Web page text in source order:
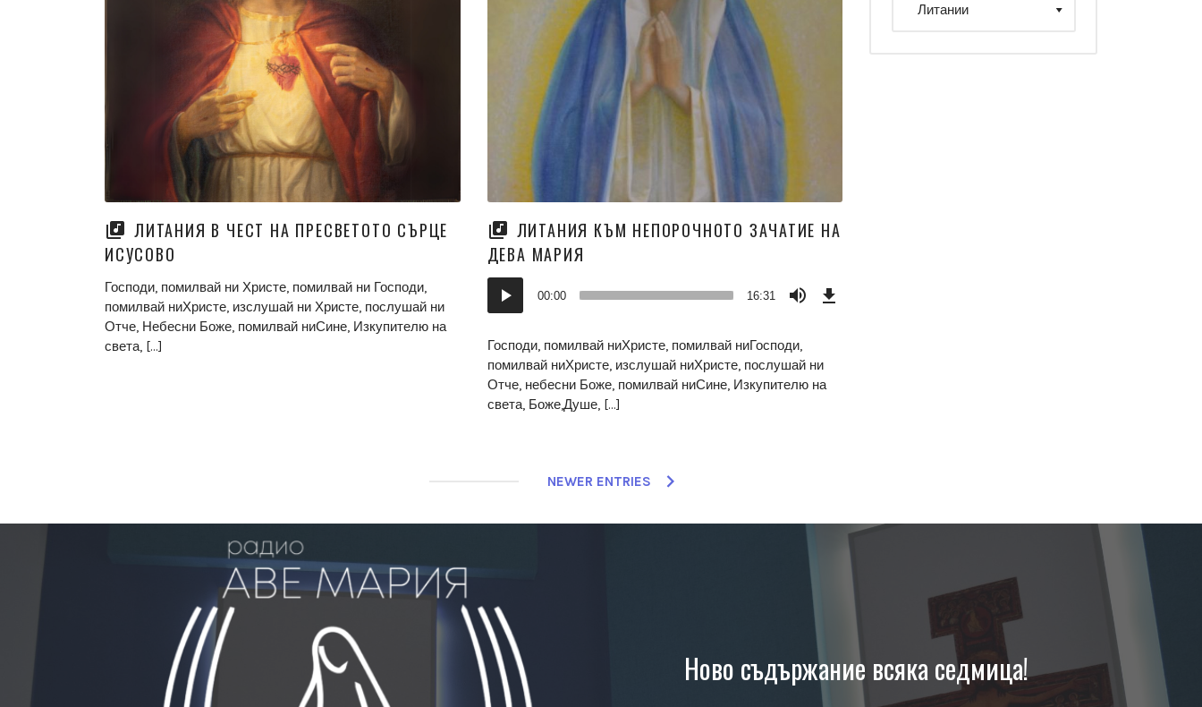
ЛИТАНИЯ В ЧЕСТ НА ПРЕСВЕТОТО СЪРЦЕ
ИСУСОВО
Господи, помилвай ни Христе, помилвай ни Господи,
помилвай ниХристе, изслушай ни Христе, послушай ни
Отче, Небесни Боже, помилвай ниСине, Изкупителю на
света, […]
ЛИТАНИЯ КЪМ НЕПОРОЧНОТО ЗАЧАТИЕ НА
ДЕВА МАРИЯ
Аудио
00:00 16:31
Господи, помилвай ниХристе, помилвай ниГосподи,
помилвай ниХристе, изслушай ниХристе, послушай ни
Отче, небесни Боже, помилвай ниСине, Изкупителю на
света, Боже,Душе, […]
NEWER ENTRIES
Ново съдържание всяка седмица!